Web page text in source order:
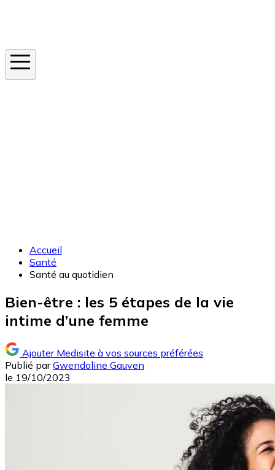
Accueil
Santé
Santé au quotidien
Bien-être : les 5 étapes de la vie
intime d’une femme
Ajouter Medisite à vos sources préférées
Publié par Gwendoline Gauven
le 19/10/2023